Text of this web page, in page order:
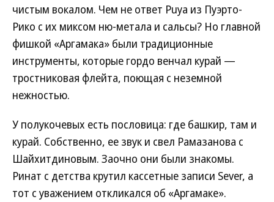
чистым вокалом. Чем не ответ Puya из Пуэрто-
Рико с их миксом ню-метала и сальсы? Но главной
фишкой «Аргамака» были традиционные
инструменты, которые гордо венчал курай —
тростниковая флейта, поющая с неземной
нежностью.
У полукочевых есть пословица: где башкир, там и
курай. Собственно, ее звук и свел Рамазанова с
Шайхитдиновым. Заочно они были знакомы.
Ринат с детства крутил кассетные записи Sever, а
тот с уважением откликался об «Аргамаке».